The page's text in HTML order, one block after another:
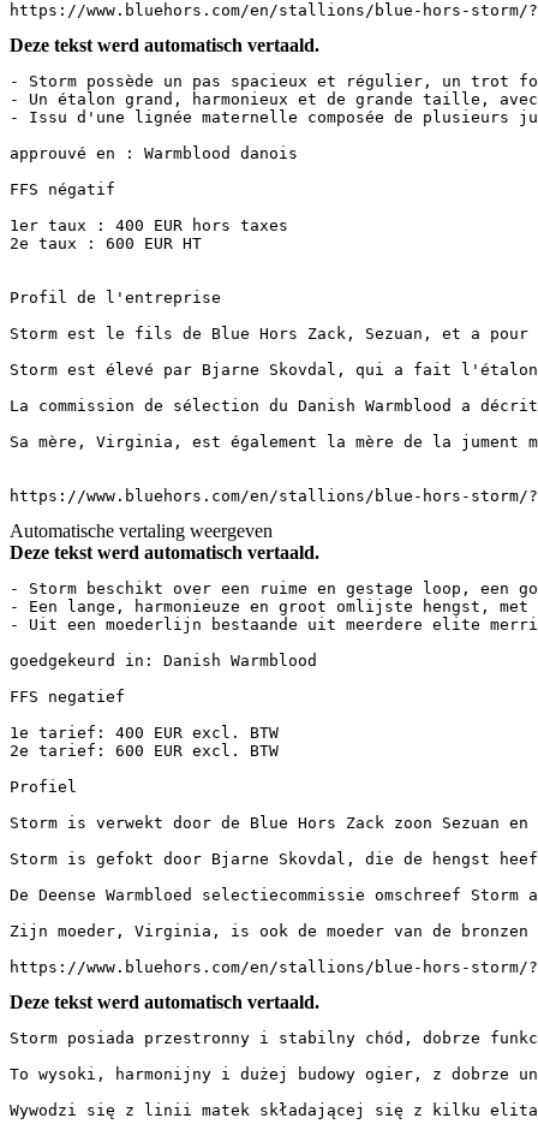
https://www.bluehors.com/en/stallions/blue-hors-storm/
Deze tekst werd automatisch vertaald.
- Storm possède un pas spacieux et régulier, un trot
- Un étalon grand, harmonieux et de grande taille,
- Issu d'une lignée maternelle composée de plusieurs
approuvé en : Warmblood danois
FFS négatif
1er taux : 400 EUR hors taxes
2e taux : 600 EUR HT
Profil de l'entreprise
Storm est le fils de Blue Hors Zack, Sezuan, et a pour
Storm est élevé par Bjarne Skovdal, qui a fait l'étalon
La commission de sélection du Danish Warmblood a
Sa mère, Virginia, est également la mère de la jument
https://www.bluehors.com/en/stallions/blue-hors-storm/
Automatische vertaling weergeven
Deze tekst werd automatisch vertaald.
- Storm beschikt over een ruime en gestage loop, een
- Een lange, harmonieuze en groot omlijste hengst, met
- Uit een moederlijn bestaande uit meerdere elite
goedgekeurd in: Danish Warmblood
FFS negatief
1e tarief: 400 EUR excl. BTW
2e tarief: 600 EUR excl. BTW
Profiel
Storm is verwekt door de Blue Hors Zack zoon Sezuan
Storm is gefokt door Bjarne Skovdal, die de hengst
De Deense Warmbloed selectiecommissie omschreef
Zijn moeder, Virginia, is ook de moeder van de
https://www.bluehors.com/en/stallions/blue-hors-storm/
Deze tekst werd automatisch vertaald.
Storm posiada przestronny i stabilny chód, dobrze
To wysoki, harmonijny i dużej budowy ogier, z dobrze
Wywodzi się z linii matek składającej się z kilku